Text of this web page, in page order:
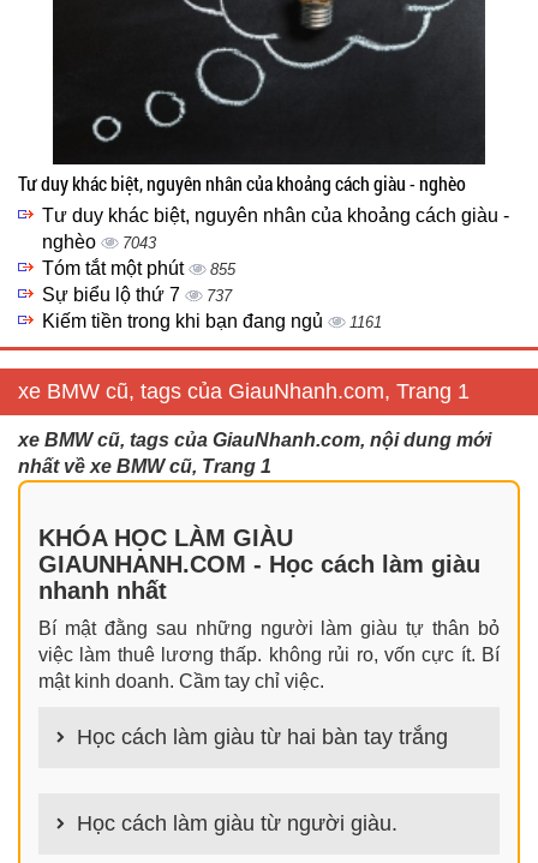
Tư duy khác biệt, nguyên nhân của khoảng cách giàu - nghèo
Tư duy khác biệt, nguyên nhân của khoảng cách giàu -
nghèo
7043
Tóm tắt một phút 855
Sự biểu lộ thứ 7 737
Kiếm tiền trong khi bạn đang ngủ 1161
xe BMW cũ, tags của GiauNhanh.com, Trang 1
xe BMW cũ, tags của GiauNhanh.com, nội dung mới
nhất về xe BMW cũ, Trang 1
KHÓA HỌC LÀM GIÀU
GIAUNHANH.COM - Học cách làm giàu
nhanh nhất
Bí mật đằng sau những người làm giàu tự thân bỏ
việc làm thuê lương thấp. không rủi ro, vốn cực ít. Bí
mật kinh doanh. Cầm tay chỉ việc.
Học cách làm giàu từ hai bàn tay trắng
nhưng hiệu quả bất ngờ. Bạn có thể thành công ngay
cả khi không có gì trong tay.
Học cách làm giàu từ người giàu.